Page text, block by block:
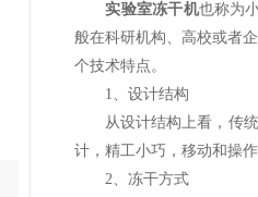
实验室冻干机也称为
般在科研机构、高校或者
个技术特点。
1、设计结构
从设计结构上看，传统
计，精工小巧，移动和操
2、冻干方式